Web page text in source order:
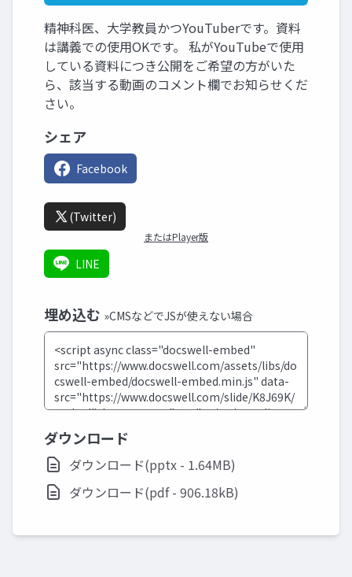
精神科医、大学教員かつYouTuberです。資料
は講義での使用OKです。 私がYouTubeで使用
している資料につき公開をご希望の方がいた
ら、該当する動画のコメント欄でお知らせくだ
さい。
シェア
Facebook
(Twitter)
またはPlayer版
LINE
埋め込む »CMSなどでJSが使えない場合
ダウンロード
ダウンロード(pptx - 1.64MB)
ダウンロード(pdf - 906.18kB)